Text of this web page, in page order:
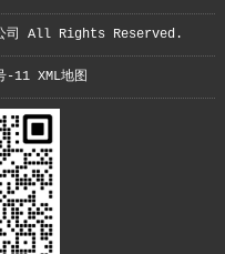
司 All Rights Reserved.
-11 XML地图